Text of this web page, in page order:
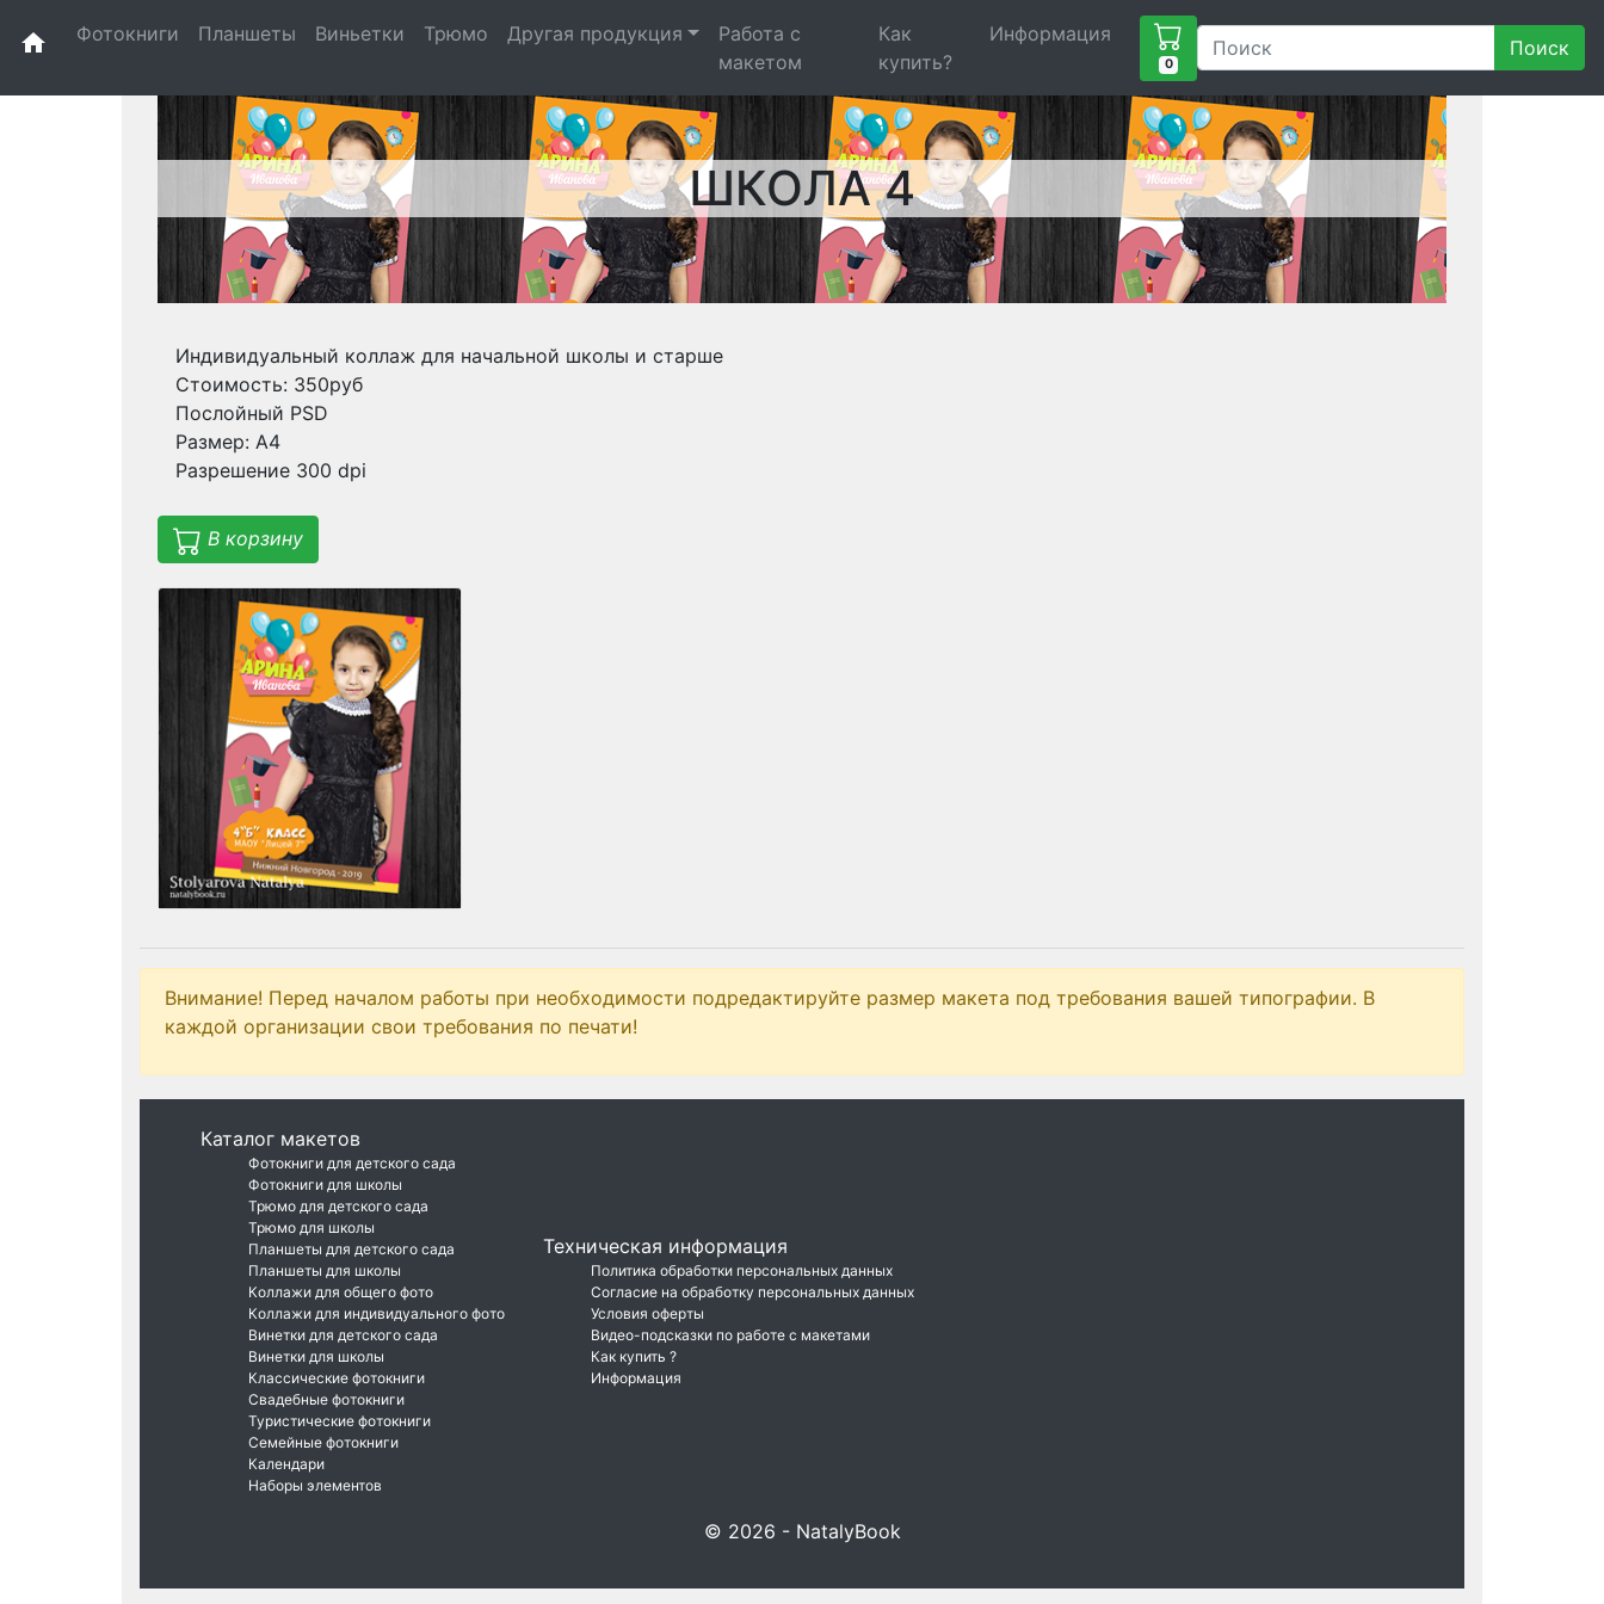
home Фотокниги Планшеты Виньетки Трюмо Другая продукция
Работа с
макетом
Как
купить?
Информация
0
Поиск
ШКОЛА 4
Индивидуальный коллаж для начальной школы и старше
Стоимость: 350руб
Послойный PSD
Размер: А4
Разрешение 300 dpi
В корзину
Внимание! Перед началом работы при необходимости подредактируйте размер макета под требования вашей типографии. В
каждой организации свои требования по печати!
Каталог макетов
Фотокниги для детского сада
Фотокниги для школы
Трюмо для детского сада
Трюмо для школы
Планшеты для детского сада
Планшеты для школы
Коллажи для общего фото
Коллажи для индивидуального фото
Винетки для детского сада
Винетки для школы
Классические фотокниги
Свадебные фотокниги
Туристические фотокниги
Семейные фотокниги
Календари
Наборы элементов
Техническая информация
Политика обработки персональных данных
Согласие на обработку персональных данных
Условия оферты
Видео-подсказки по работе с макетами
Как купить ?
Информация
© 2026 - NatalyBook